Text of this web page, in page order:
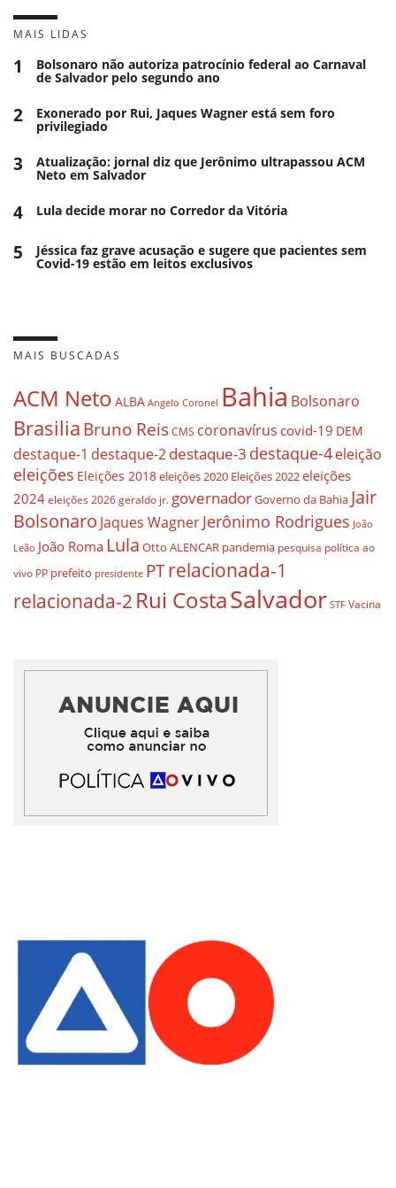
MAIS LIDAS
1 Bolsonaro não autoriza patrocínio federal ao Carnaval
de Salvador pelo segundo ano
2 Exonerado por Rui, Jaques Wagner está sem foro
privilegiado
3 Atualização: jornal diz que Jerônimo ultrapassou ACM
Neto em Salvador
4 Lula decide morar no Corredor da Vitória
5 Jéssica faz grave acusação e sugere que pacientes sem
Covid-19 estão em leitos exclusivos
MAIS BUSCADAS
ACM Neto ALBA Angelo Coronel Bahia Bolsonaro
BrasiliaBruno ReisCMS coronavírus covid-19 DEM
destaque-1 destaque-2destaque-3 destaque-4eleição
eleições Eleições 2018eleições 2020 Eleições 2022eleições
2024 eleições 2026 geraldo jr. governadorGoverno da Bahia Jair
Bolsonaro Jaques WagnerJerônimo Rodrigues João
Leão João Roma Lula Otto ALENCAR pandemia pesquisa política ao
vivo PP prefeito presidente PTrelacionada-1
relacionada-2 Rui CostaSalvador STF Vacina